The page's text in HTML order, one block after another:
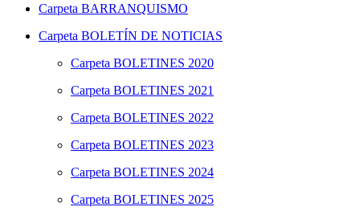
Carpeta BARRANQUISMO
Carpeta BOLETÍN DE NOTICIAS
Carpeta BOLETINES 2020
Carpeta BOLETINES 2021
Carpeta BOLETINES 2022
Carpeta BOLETINES 2023
Carpeta BOLETINES 2024
Carpeta BOLETINES 2025